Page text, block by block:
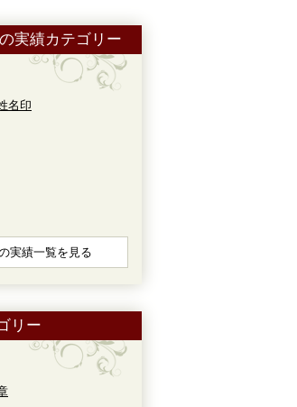
実績カテゴリー
名印
実績一覧を見る
リー